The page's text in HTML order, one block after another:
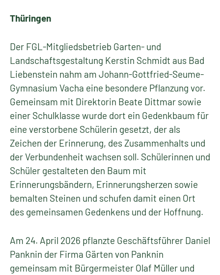
Thüringen
Der FGL-Mitgliedsbetrieb Garten- und
Landschaftsgestaltung Kerstin Schmidt aus Bad
Liebenstein nahm am Johann-Gottfried-Seume-
Gymnasium Vacha eine besondere Pflanzung vor.
Gemeinsam mit Direktorin Beate Dittmar sowie
einer Schulklasse wurde dort ein Gedenkbaum für
eine verstorbene Schülerin gesetzt, der als
Zeichen der Erinnerung, des Zusammenhalts und
der Verbundenheit wachsen soll. Schülerinnen und
Schüler gestalteten den Baum mit
Erinnerungsbändern, Erinnerungsherzen sowie
bemalten Steinen und schufen damit einen Ort
des gemeinsamen Gedenkens und der Hoffnung.
Am 24. April 2026 pflanzte Geschäftsführer Daniel
Panknin der Firma Gärten von Panknin
gemeinsam mit Bürgermeister Olaf Müller und